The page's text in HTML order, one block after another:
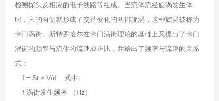
检测探头及相应的电子线路等组成。当流体流经旋涡发生体
时，它的两侧就形成了交替变化的两排旋涡，这种旋涡被称为
卡门涡街。斯特罗哈尔在卡门涡街理论的基础上又提出了卡门
涡街的频率与流体的流速成正比，并给出了频率与流速的关系
式：
f = St × V/d 式中:
f 涡街发生频率 （Hz）